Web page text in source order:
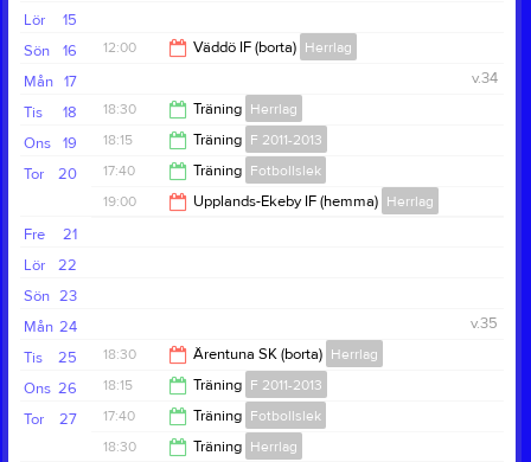
15
Lör
16
Sön 12:00 Väddö IF (borta) Herrlag
14:00
17
Mån
v.34
18
Tis 18:30 Träning Herrlag
20:00
19
Ons 18:15 Träning F 2011-2013
19:15
20
Tor 17:40 Träning Fotbollslek
19:00 Upplands-Ekeby IF (hemma) Herrlag
21
Fre
22
Lör
23
Sön
24
Mån
v.35
25
Tis 18:30 Ärentuna SK (borta) Herrlag
20:30
26
Ons 18:15 Träning F 2011-2013
19:15
27
Tor 17:40 Träning Fotbollslek
18:30
Träning Herrlag